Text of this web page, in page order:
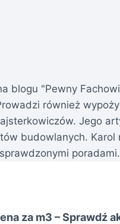
"Pewny
również
Jego
budowlanych.
poradami.
za m3 – Sprawdź